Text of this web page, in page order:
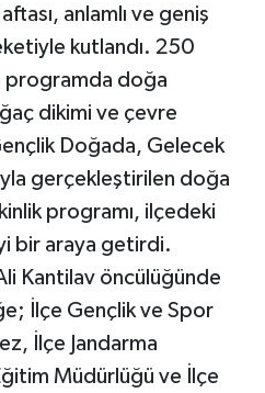
anlamlı ve geniş
kutlandı. 250
programda doğa
dikimi ve çevre
Doğada, Gelecek
gerçekleştirilen doğa
programı, ilçedeki
bir araya getirdi.
Kantilav öncülüğünde
İlçe Gençlik ve Spor
İlçe Jandarma
Müdürlüğü ve İlçe